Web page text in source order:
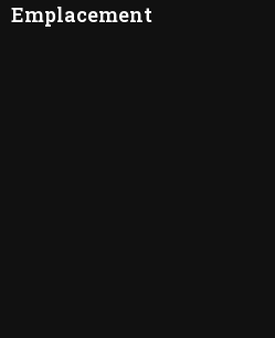
Emplacement